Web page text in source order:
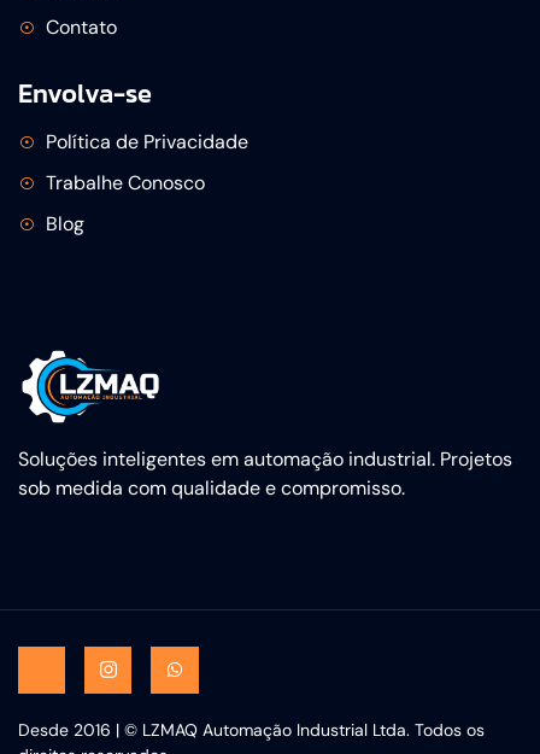
Soluções inteligentes em automação industrial. Projetos
sob medida com qualidade e compromisso.
Contato
Envolva-se
Política de Privacidade
Trabalhe Conosco
Blog
Desde 2016 | © LZMAQ Automação Industrial Ltda. Todos os